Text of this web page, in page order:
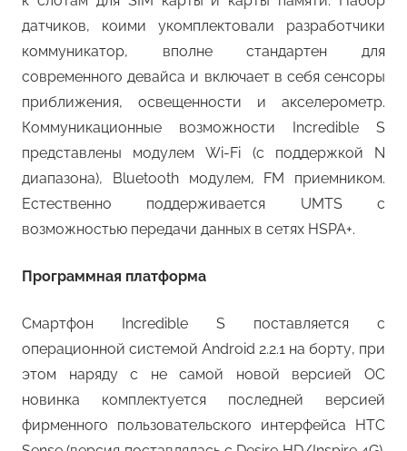
датчиков, коими укомплектовали разработчики
коммуникатор, вполне стандартен для
современного девайса и включает в себя сенсоры
приближения, освещенности и акселерометр.
Коммуникационные возможности Incredible S
представлены модулем Wi-Fi (с поддержкой N
диапазона), Bluetooth модулем, FM приемником.
Естественно поддерживается UMTS с
возможностью передачи данных в сетях HSPA+.
Программная платформа
Смартфон Incredible S поставляется с
операционной системой Android 2.2.1 на борту, при
этом наряду с не самой новой версией ОС
новинка комплектуется последней версией
фирменного пользовательского интерфейса HTC